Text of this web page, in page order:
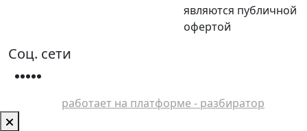
являются публичной
офертой
Соц. сети
работает на платформе - разбиратор